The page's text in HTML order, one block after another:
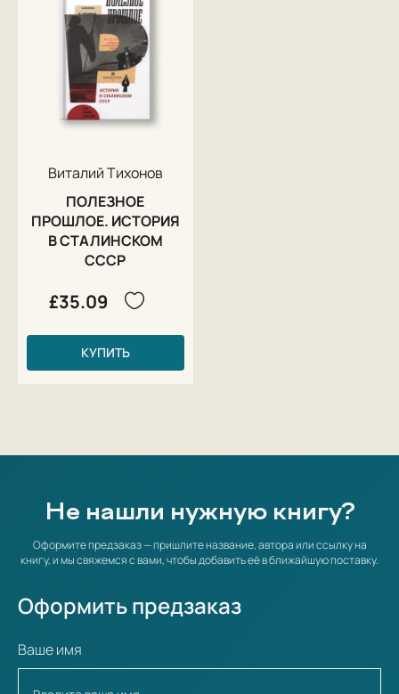
Виталий Тихонов
ПОЛЕЗНОЕ
ПРОШЛОЕ. ИСТОРИЯ
В СТАЛИНСКОМ
СССР
£35.09
КУПИТЬ
Не нашли нужную книгу?
Оформите предзаказ — пришлите название, автора или ссылку на
книгу, и мы свяжемся с вами, чтобы добавить её в ближайшую поставку.
Оформить предзаказ
Ваше имя